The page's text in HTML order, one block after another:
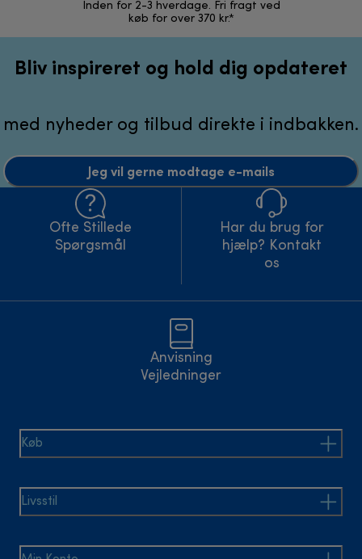
Inden for 2-3 hverdage. Fri fragt ved
køb for over 370 kr.*
Bliv inspireret og hold dig opdateret
med nyheder og tilbud direkte i indbakken.
Jeg vil gerne modtage e-mails
Ofte Stillede
Spørgsmål
Har du brug for
hjælp? Kontakt
os
Anvisning
Vejledninger
Køb
Livsstil